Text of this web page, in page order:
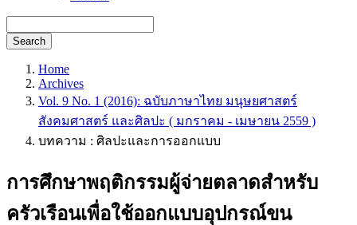
Search
Home
Archives
Vol. 9 No. 1 (2016): ฉบับภาษาไทย มนุษยศาสตร์
สังคมศาสตร์ และศิลปะ ( มกราคม - เมษายน 2559 )
บทความ : ศิลปะและการออกแบบ
การศึกษาพฤติกรรมผู้จ่ายตลาดสำหรับ
ครัวเรือนเพื่อใช้ออกแบบอุปกรณ์ขน